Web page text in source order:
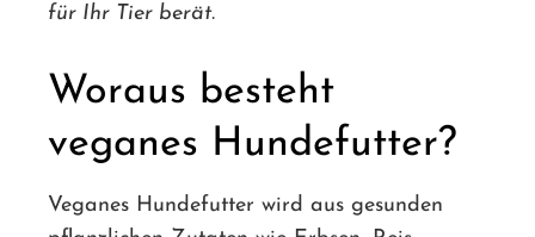
für Ihr Tier berät.
Woraus besteht
veganes Hundefutter?
Veganes Hundefutter wird aus gesunden